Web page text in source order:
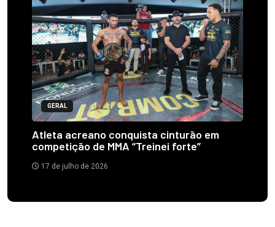
GERAL
Atleta acreano conquista cinturão em
competição de MMA “Treinei forte”
17 de julho de 2026